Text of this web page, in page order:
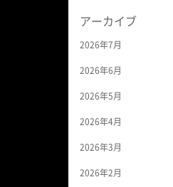
アーカイブ
2026年7月
2026年6月
2026年5月
2026年4月
2026年3月
2026年2月